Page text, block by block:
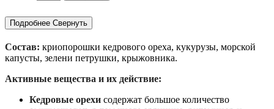
Подробнее Свернуть
Состав: криопорошки кедрового ореха, кукурузы, морской
капусты, зелени петрушки, крыжовника.
Активные вещества и их действие:
Кедровые орехи содержат большое количество